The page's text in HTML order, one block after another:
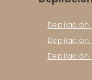
Depilación
Depilación